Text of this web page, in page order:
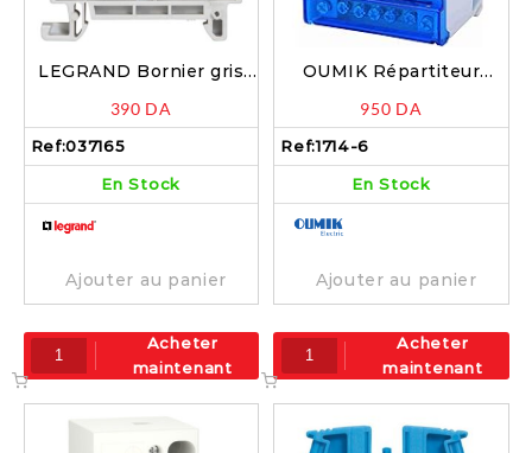
LEGRAND Bornier gris
390 DA
Ref:037165
En Stock
Ajouter au panier
Acheter
maintenant
OUMIK Répartiteur
départs 380v – 1714-6
950 DA
Ref:1714-6
En Stock
Ajouter au panier
Acheter
maintenant